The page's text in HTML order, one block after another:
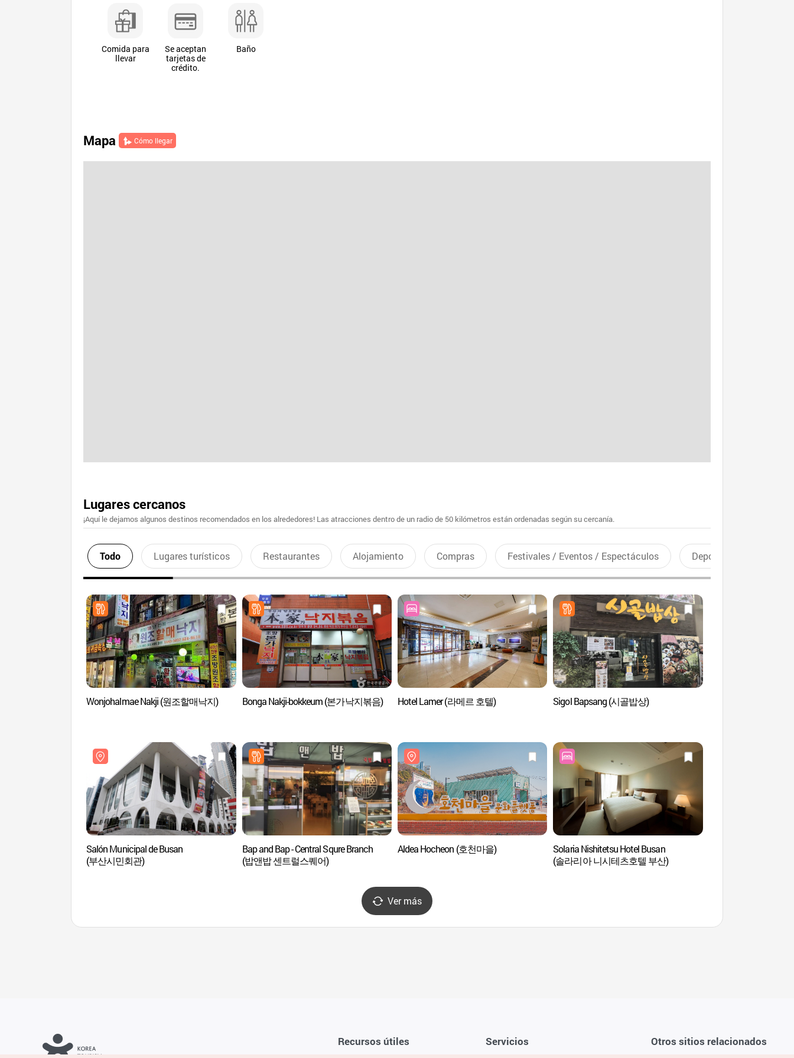
Comida para
llevar
Se aceptan
tarjetas de
crédito.
Baño
Mapa Cómo llegar
Lugares cercanos
¡Aquí le dejamos algunos destinos recomendados en los alrededores! Las atracciones dentro de un radio de 50 kilómetros están ordenadas según su cercanía.
Todo Lugares turísticos Restaurantes Alojamiento Compras Festivales / Eventos / Espectáculos Deportes recreativos
Wonjohalmae Nakji (원조할매낙지) Bonga Nakji-bokkeum (본가낙지볶음) Hotel Lamer (라메르 호텔) Sigol Bapsang (시골밥상)
Salón Municipal de Busan
(부산시민회관)
Bap and Bap - Central Squre Branch
(밥앤밥 센트럴스퀘어)
Aldea Hocheon (호천마을)
Solaria Nishitetsu Hotel Busan
(솔라리아 니시테츠호텔 부산)
Ver más
Recursos útiles Servicios Otros sitios relacionados